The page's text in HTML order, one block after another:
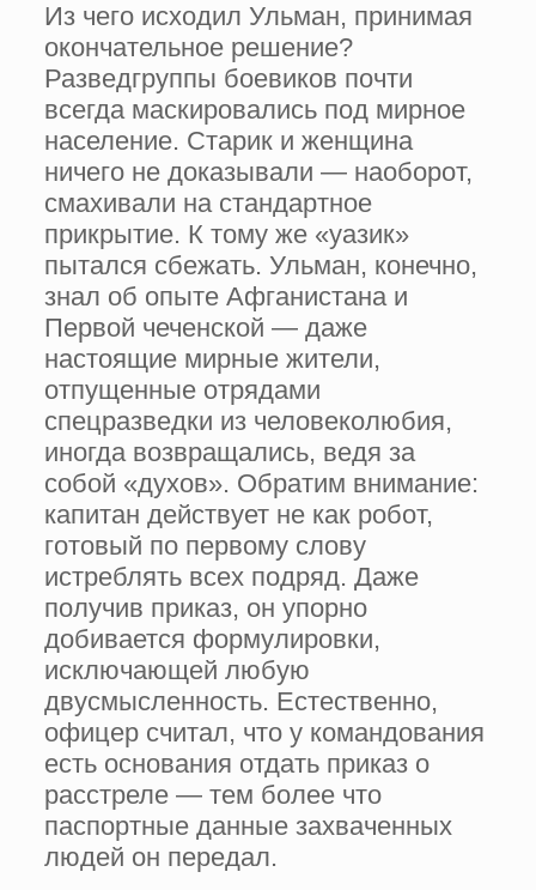
Из чего исходил Ульман, принимая
окончательное решение?
Разведгруппы боевиков почти
всегда маскировались под мирное
население. Старик и женщина
ничего не доказывали — наоборот,
смахивали на стандартное
прикрытие. К тому же «уазик»
пытался сбежать. Ульман, конечно,
знал об опыте Афганистана и
Первой чеченской — даже
настоящие мирные жители,
отпущенные отрядами
спецразведки из человеколюбия,
иногда возвращались, ведя за
собой «духов». Обратим внимание:
капитан действует не как робот,
готовый по первому слову
истреблять всех подряд. Даже
получив приказ, он упорно
добивается формулировки,
исключающей любую
двусмысленность. Естественно,
офицер считал, что у командования
есть основания отдать приказ о
расстреле — тем более что
паспортные данные захваченных
людей он передал.